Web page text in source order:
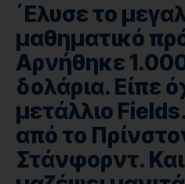
΄Ελυσε το
μαθηματικό
Αρνήθηκε
δολάρια. Είπε
μετάλλιο
από το
Στάνφορντ.